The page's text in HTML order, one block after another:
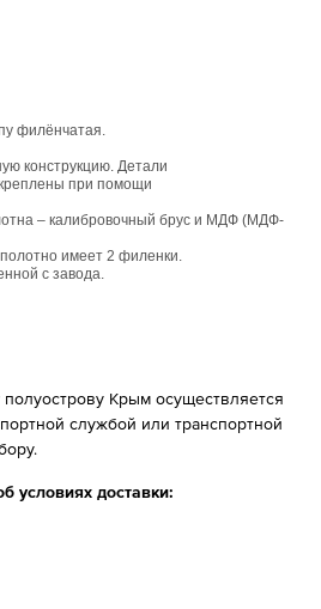
филёнчатая.
конструкцию. Детали
при помощи
– калибровочный брус и МДФ (МДФ-
имеет 2 филенки.
с завода.
Крым осуществляется
службой или транспортной
условиях доставки: